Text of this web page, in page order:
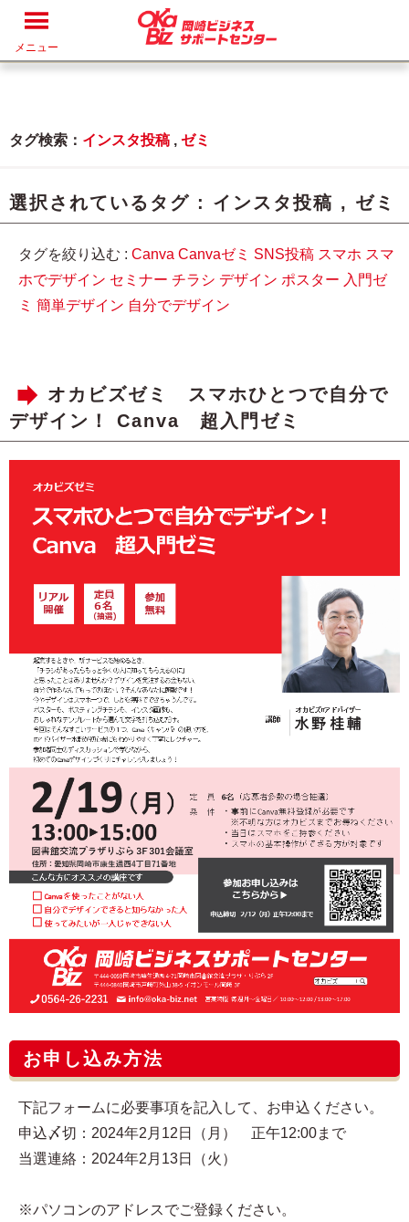
メニュー
タグ検索： インスタ投稿 , ゼミ
選択されているタグ : インスタ投稿 , ゼミ
タグを絞り込む : Canva Canvaゼミ SNS投稿 スマホ スマ
ホでデザイン セミナー チラシ デザイン ポスター 入門ゼ
ミ 簡単デザイン 自分でデザイン
オカビズゼミ スマホひとつで自分で
デザイン！ Canva 超入門ゼミ
お申し込み方法
下記フォームに必要事項を記入して、お申込ください。
申込〆切：2024年2月12日（月） 正午12:00まで
当選連絡：2024年2月13日（火）
※パソコンのアドレスでご登録ください。